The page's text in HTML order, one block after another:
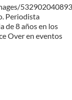
Periodista
de 8 años en los
Over en eventos